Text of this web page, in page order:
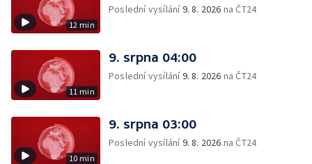
12 min
Poslední vysílání9. 8. 2026 na ČT24
11 min
9. srpna 04:00
Poslední vysílání9. 8. 2026 na ČT24
10 min
9. srpna 03:00
Poslední vysílání9. 8. 2026 na ČT24